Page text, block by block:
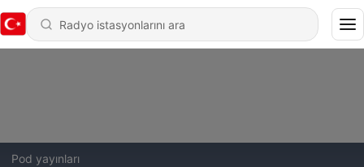
Pod yayınları